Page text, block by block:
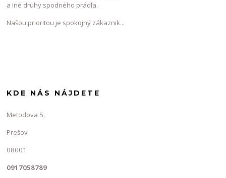
a iné druhy spodného prádla.
Našou prioritou je spokojný zákaznik...
KDE NÁS NÁJDETE
Metodova 5,
Prešov
08001
0917058789